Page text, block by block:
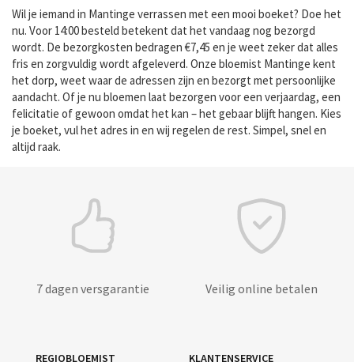
Wil je iemand in Mantinge verrassen met een mooi boeket? Doe het
nu. Voor 14:00 besteld betekent dat het vandaag nog bezorgd
wordt. De bezorgkosten bedragen €7,45 en je weet zeker dat alles
fris en zorgvuldig wordt afgeleverd. Onze bloemist Mantinge kent
het dorp, weet waar de adressen zijn en bezorgt met persoonlijke
aandacht. Of je nu bloemen laat bezorgen voor een verjaardag, een
felicitatie of gewoon omdat het kan – het gebaar blijft hangen. Kies
je boeket, vul het adres in en wij regelen de rest. Simpel, snel en
altijd raak.
7 dagen versgarantie Veilig online betalen
REGIOBLOEMIST KLANTENSERVICE